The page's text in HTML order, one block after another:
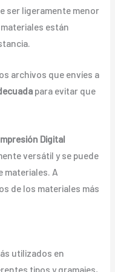
ser ligeramente menor
están
archivos que envíes a
para evitar que
Digital
versátil y se puede
materiales. A
de los materiales más
utilizados en
tipos y gramajes,